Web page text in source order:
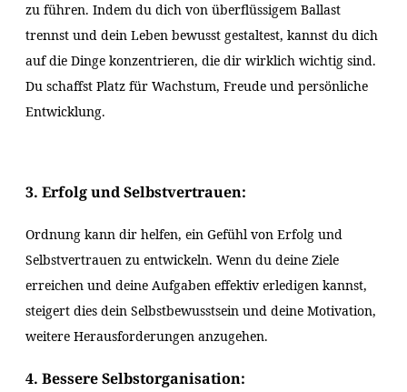
zu führen. Indem du dich von überflüssigem Ballast
trennst und dein Leben bewusst gestaltest, kannst du dich
auf die Dinge konzentrieren, die dir wirklich wichtig sind.
Du schaffst Platz für Wachstum, Freude und persönliche
Entwicklung.
3. Erfolg und Selbstvertrauen:
Ordnung kann dir helfen, ein Gefühl von Erfolg und
Selbstvertrauen zu entwickeln. Wenn du deine Ziele
erreichen und deine Aufgaben effektiv erledigen kannst,
steigert dies dein Selbstbewusstsein und deine Motivation,
weitere Herausforderungen anzugehen.
4. Bessere Selbstorganisation: